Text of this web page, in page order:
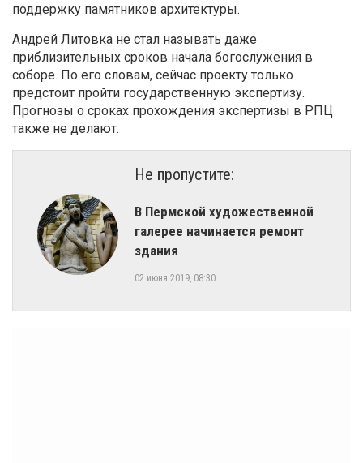
поддержку памятников архитектуры.
Андрей Литовка не стал называть даже
приблизительных сроков начала богослужения в
соборе. По его словам, сейчас проекту только
предстоит пройти государственную экспертизу.
Прогнозы о сроках прохождения экспертизы в РПЦ
также не делают.
Не пропустите:
В Пермской художественной
галерее начинается ремонт
здания
02 июня 2019, 08:30